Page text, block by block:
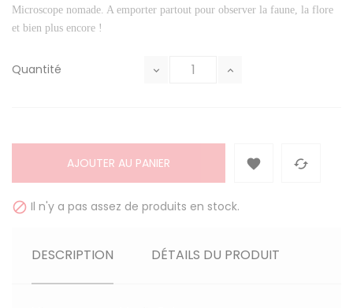
Microscope nomade. A emporter partout pour observer la faune, la flore
et bien plus encore !
Quantité
AJOUTER AU PANIER  
 Il n'y a pas assez de produits en stock.
DESCRIPTION DÉTAILS DU PRODUIT